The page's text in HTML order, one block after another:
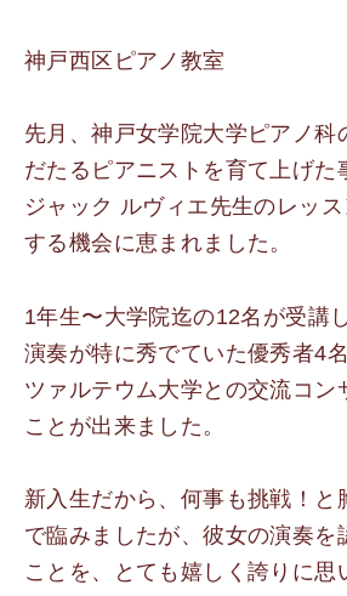
神戸西区ピアノ教室
先月、神戸女学院大学ピアノ科
だたるピアニストを育て上げた
ジャック ルヴィエ先生のレッ
する機会に恵まれました。
1年生〜大学院迄の12名が受講
演奏が特に秀でていた優秀者4
ツァルテウム大学との交流コン
ことが出来ました。
新入生だから、何事も挑戦！と
で臨みましたが、彼女の演奏を
ことを、とても嬉しく誇りに思